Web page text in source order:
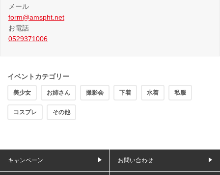
メール
form@amspht.net
お電話
0529371006
イベントカテゴリー
美少女 お姉さん 撮影会 下着 水着 私服
コスプレ その他
キャンペーン お問い合わせ